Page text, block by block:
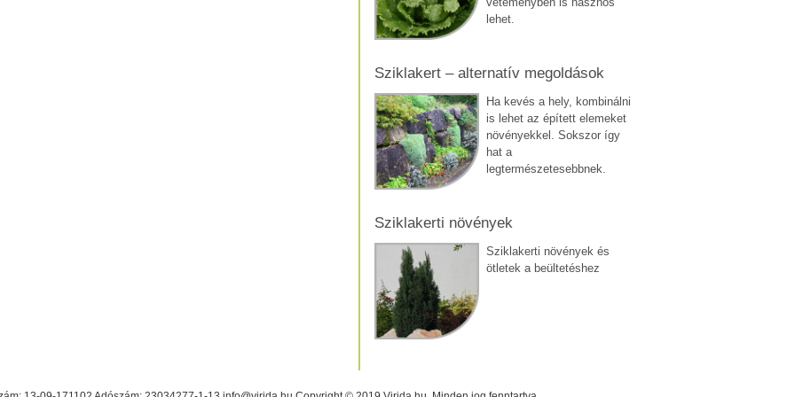
lehet.
Sziklakert – alternatív megoldások
Ha kevés a hely, kombinálni
is lehet az épített elemeket
növényekkel. Sokszor így
hat a
legtermészetesebbnek.
Sziklakerti növények
Sziklakerti növények és
ötletek a beültetéshez